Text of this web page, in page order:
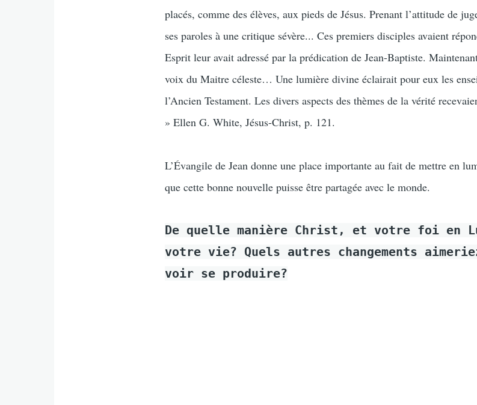
placés, comme des élèves, aux pieds de Jésus. Prenant l’attitude de
ses paroles à une critique sévère... Ces premiers disciples avaient
Esprit leur avait adressé par la prédication de Jean-Baptiste.
voix du Maitre céleste… Une lumière divine éclairait pour eux les
l’Ancien Testament. Les divers aspects des thèmes de la vérité
» Ellen G. White, Jésus-Christ, p. 121.
L’Évangile de Jean donne une place importante au fait de mettre en
que cette bonne nouvelle puisse être partagée avec le monde.
De quelle manière Christ, et votre foi en
votre vie? Quels autres changements
voir se produire?